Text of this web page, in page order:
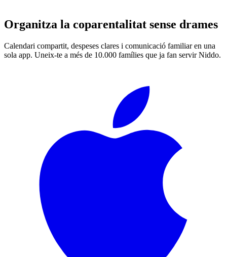
Organitza la coparentalitat sense drames
Calendari compartit, despeses clares i comunicació familiar en una
sola app. Uneix-te a més de 10.000 famílies que ja fan servir Niddo.